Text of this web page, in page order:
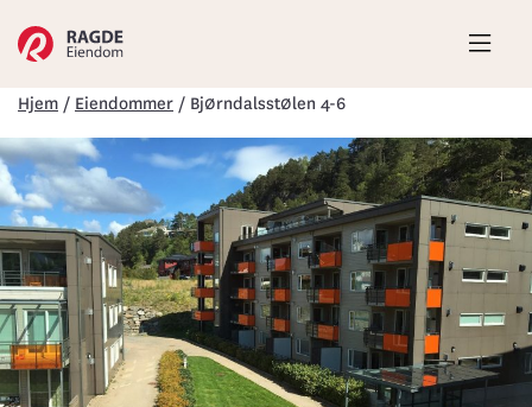
Hjem / Eiendommer / Bjørndalsstølen 4-6